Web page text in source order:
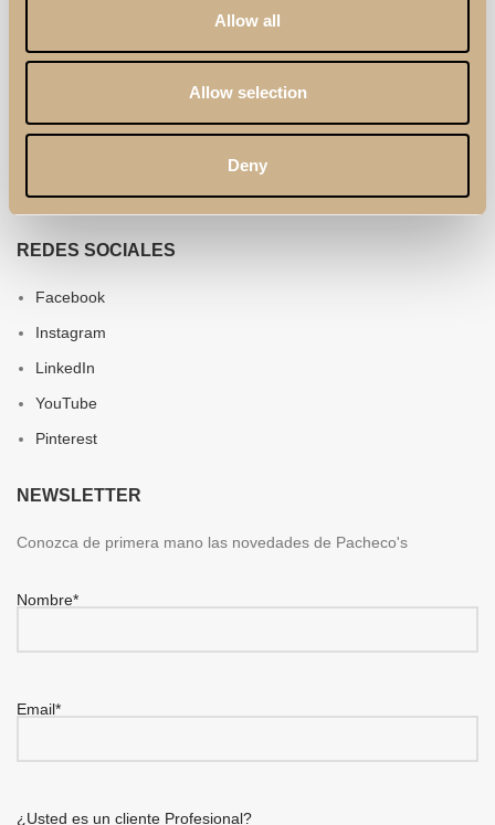
Allow all
Allow selection
Deny
Términos & Condiciones
Política de Privacidad
Contactos
REDES SOCIALES
Facebook
Instagram
LinkedIn
YouTube
Pinterest
NEWSLETTER
Conozca de primera mano las novedades de Pacheco's
Nombre*
Email*
¿Usted es un cliente Profesional?